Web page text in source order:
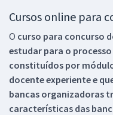
Cursos online para
O curso para concurso
estudar para o
constituídos por
docente experiente e
bancas organizadoras
características das